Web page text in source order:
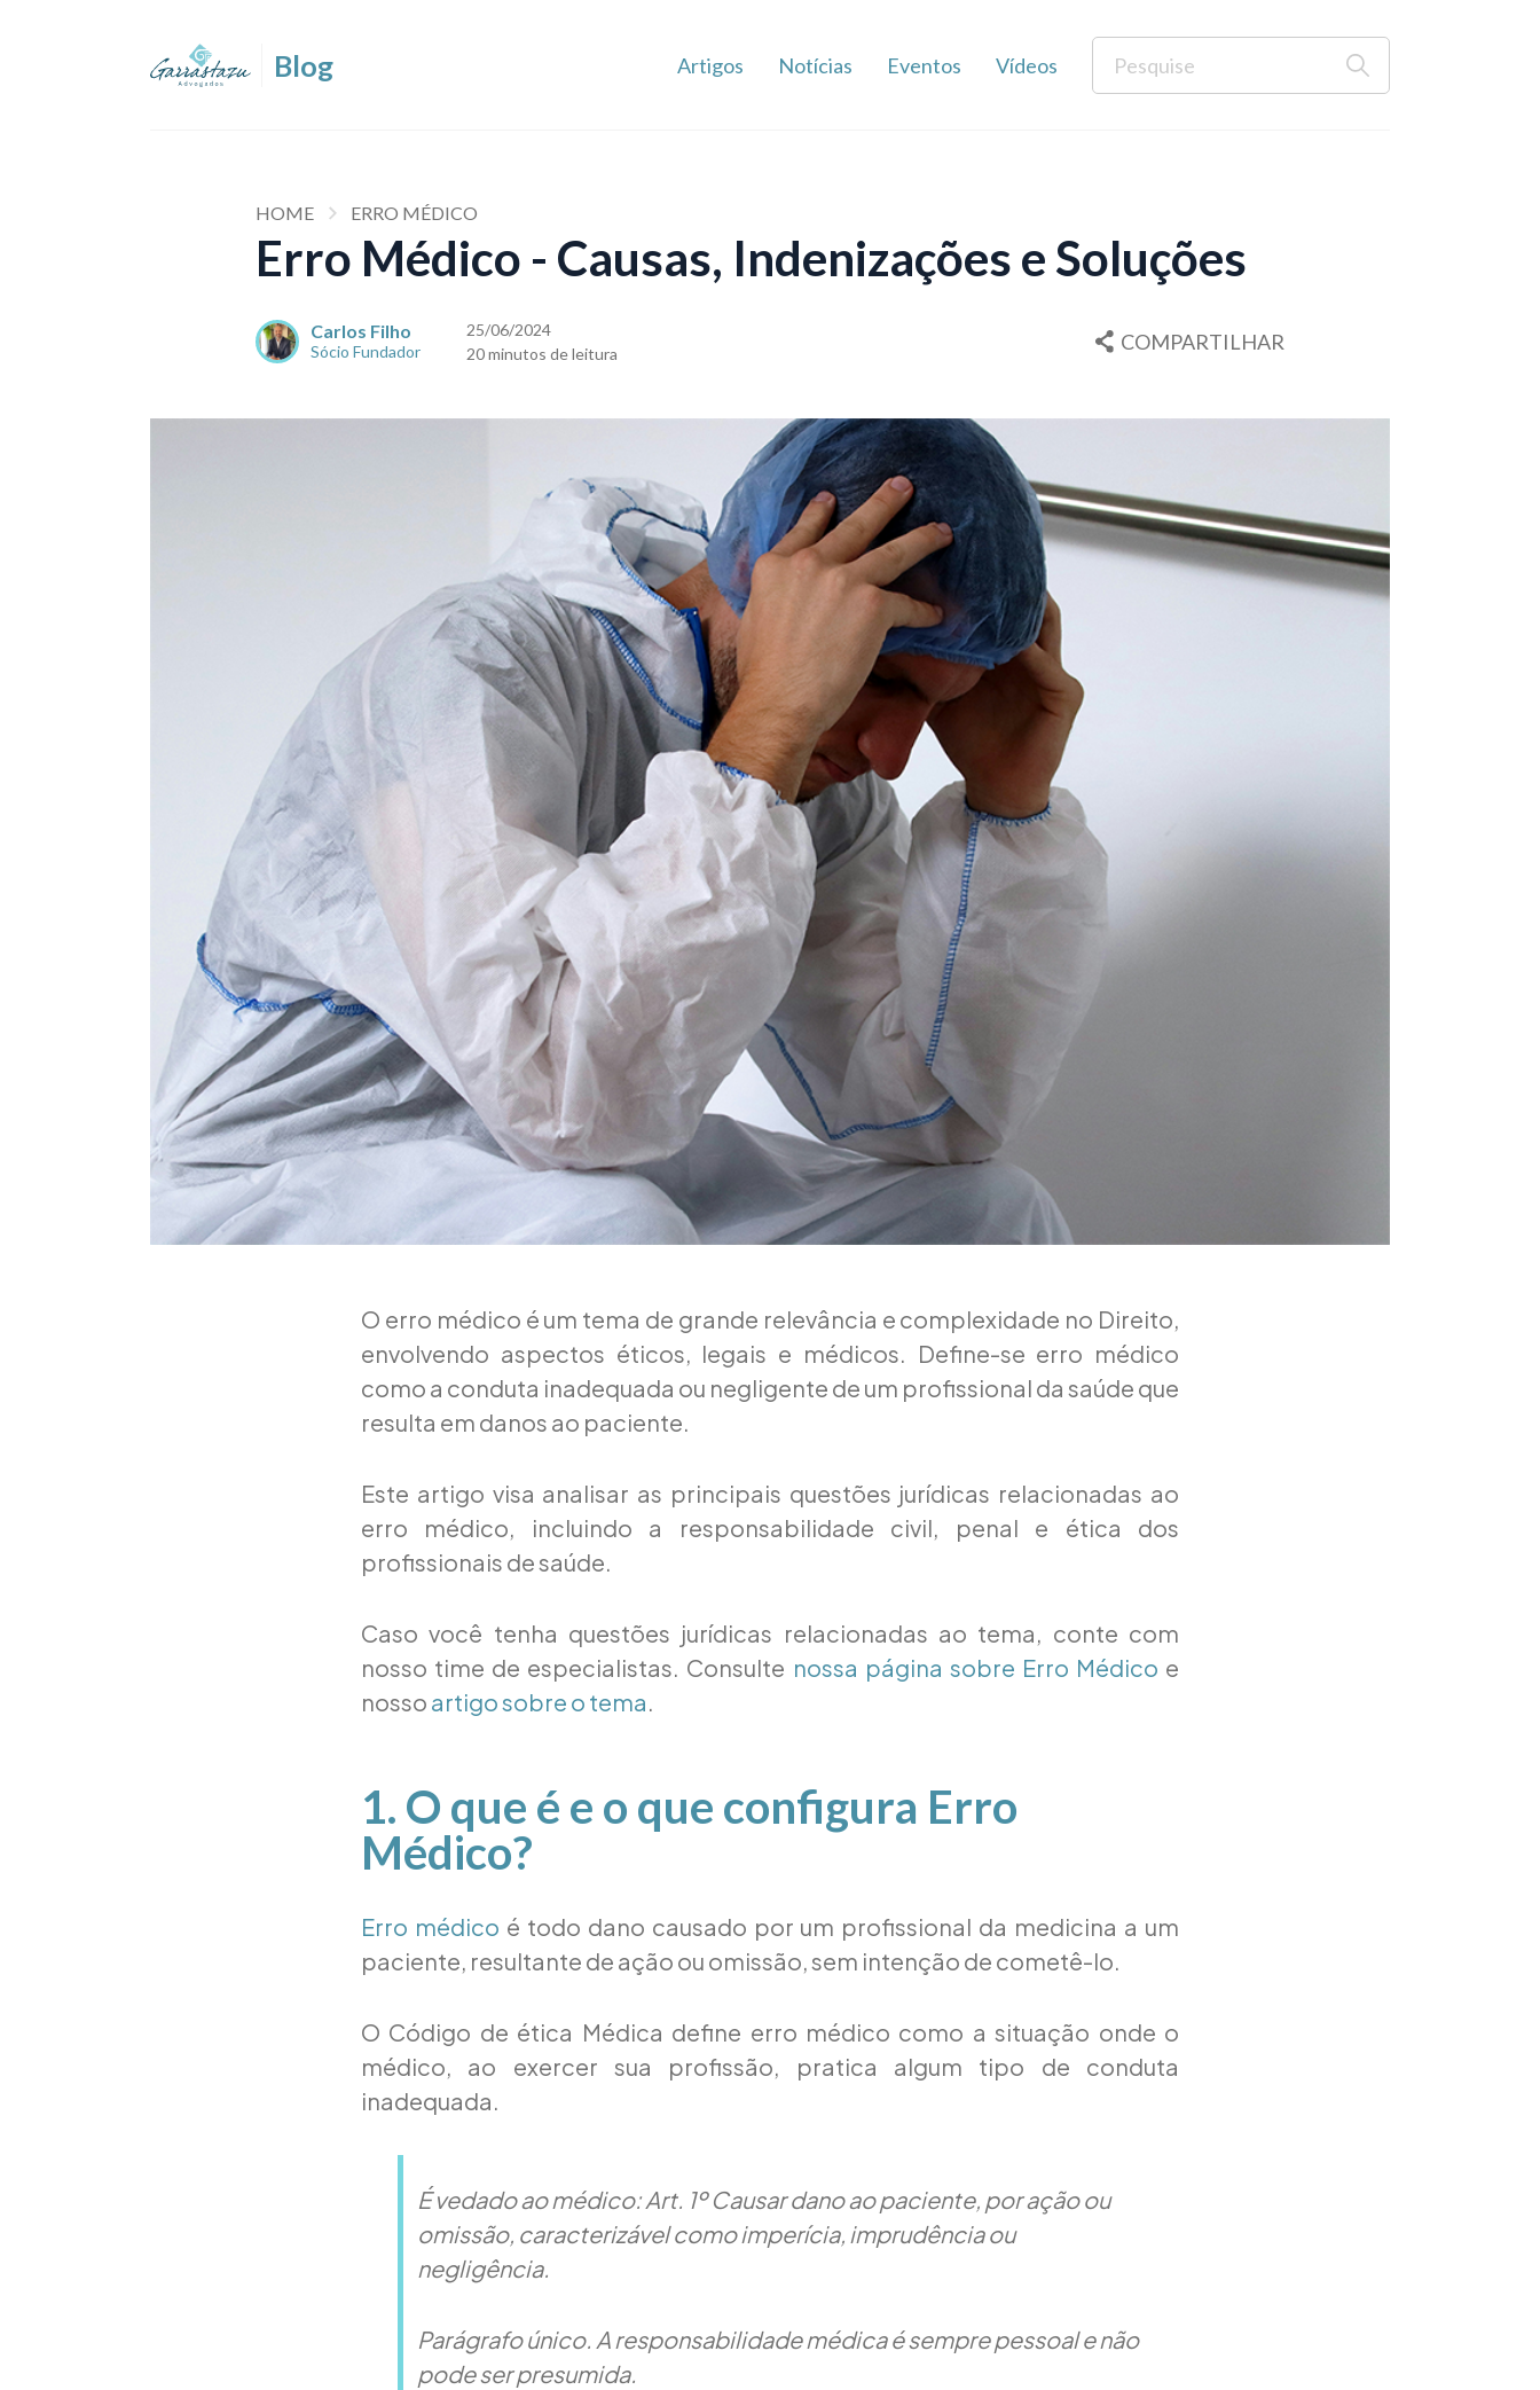
Artigos Notícias Eventos Vídeos
HOME ERRO MÉDICO
Erro Médico - Causas, Indenizações e Soluções
Carlos Filho
Sócio Fundador
25/06/2024
20 minutos de leitura
COMPARTILHAR
O erro médico é um tema de grande relevância e complexidade no Direito,
envolvendo aspectos éticos, legais e médicos. Define-se erro médico
como a conduta inadequada ou negligente de um profissional da saúde que
resulta em danos ao paciente.
Este artigo visa analisar as principais questões jurídicas relacionadas ao
erro médico, incluindo a responsabilidade civil, penal e ética dos
profissionais de saúde.
Caso você tenha questões jurídicas relacionadas ao tema, conte com
nosso time de especialistas. Consulte nossa página sobre Erro Médico e
nosso artigo sobre o tema.
1. O que é e o que configura Erro
Médico?
Erro médico é todo dano causado por um profissional da medicina a um
paciente, resultante de ação ou omissão, sem intenção de cometê-lo.
O Código de ética Médica define erro médico como a situação onde o
médico, ao exercer sua profissão, pratica algum tipo de conduta
inadequada.
É vedado ao médico: Art. 1º Causar dano ao paciente, por ação ou
omissão, caracterizável como imperícia, imprudência ou
negligência.
Parágrafo único. A responsabilidade médica é sempre pessoal e não
pode ser presumida.